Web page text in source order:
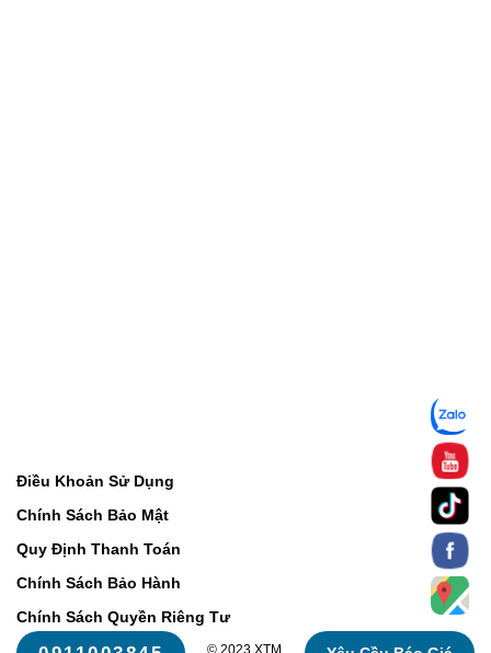
Điều Khoản Sử Dụng
Chính Sách Bảo Mật
Quy Định Thanh Toán
Chính Sách Bảo Hành
Chính Sách Quyền Riêng Tư
© 2023 XTM.